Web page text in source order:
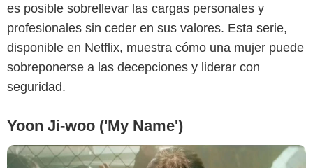
es posible sobrellevar las cargas personales y
profesionales sin ceder en sus valores. Esta serie,
disponible en Netflix, muestra cómo una mujer puede
sobreponerse a las decepciones y liderar con
seguridad.
Yoon Ji-woo ('My Name')